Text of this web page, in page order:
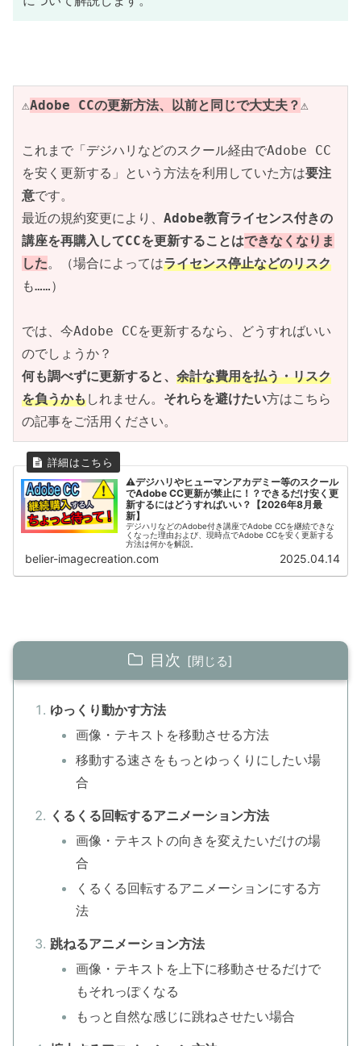
⚠️Adobe CCの更新方法、以前と同じで大丈夫？⚠️
これまで「デジハリなどのスクール経由でAdobe CC
を安く更新する」という方法を利用していた方は要注
意です。
最近の規約変更により、 Adobe教育ライセンス付きの
講座を再購入してCCを更新することはできなくなりま
した。（場合によってはライセンス停止などのリスク
も……）
では、今Adobe CCを更新するなら、どうすればいい
のでしょうか？
何も調べずに更新すると、 余計な費用を払う・リスク
を負うかもしれません。 それらを避けたい方はこちら
の記事をご活用ください。
⚠デジハリやヒューマンアカデミー等のスクール
でAdobe CC更新が禁止に！？できるだけ安く更
新するにはどうすればいい？【2026年8月最
新】
デジハリなどのAdobe付き講座でAdobe CCを継続できな
くなった理由および、現時点でAdobe CCを安く更新する
方法は何かを解説。
belier-imagecreation.com 2025.04.14
目次
ゆっくり動かす方法
画像・テキストを移動させる方法
移動する速さをもっとゆっくりにしたい場
合
くるくる回転するアニメーション方法
画像・テキストの向きを変えたいだけの場
合
くるくる回転するアニメーションにする方
法
跳ねるアニメーション方法
画像・テキストを上下に移動させるだけで
もそれっぽくなる
もっと自然な感じに跳ねさせたい場合